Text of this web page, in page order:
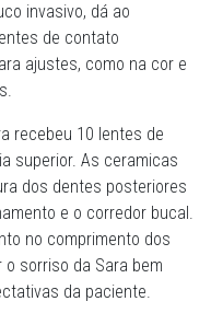
invasivo, dá ao
de contato
ajustes, como na cor e
recebeu 10 lentes de
superior. As ceramicas
dos dentes posteriores
e o corredor bucal.
no comprimento dos
sorriso da Sara bem
da paciente.